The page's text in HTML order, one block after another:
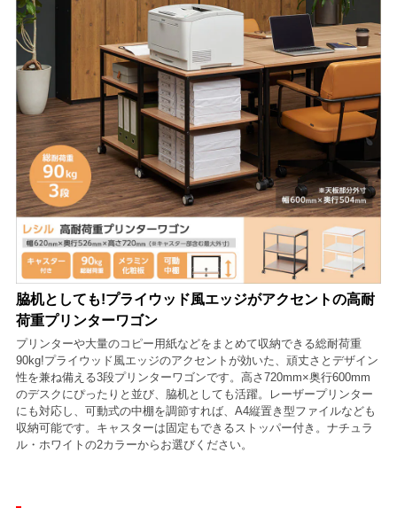
脇机としても!プライウッド風エッジがアクセントの高耐
荷重プリンターワゴン
プリンターや大量のコピー用紙などをまとめて収納できる総耐荷重
90kg!プライウッド風エッジのアクセントが効いた、頑丈さとデザイン
性を兼ね備える3段プリンターワゴンです。高さ720mm×奥行600mm
のデスクにぴったりと並び、脇机としても活躍。レーザープリンター
にも対応し、可動式の中棚を調節すれば、A4縦置き型ファイルなども
収納可能です。キャスターは固定もできるストッパー付き。ナチュラ
ル・ホワイトの2カラーからお選びください。